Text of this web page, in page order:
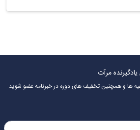
مرآت
ها و همچنین تخفیف های دوره در خبرنامه عضو شوید